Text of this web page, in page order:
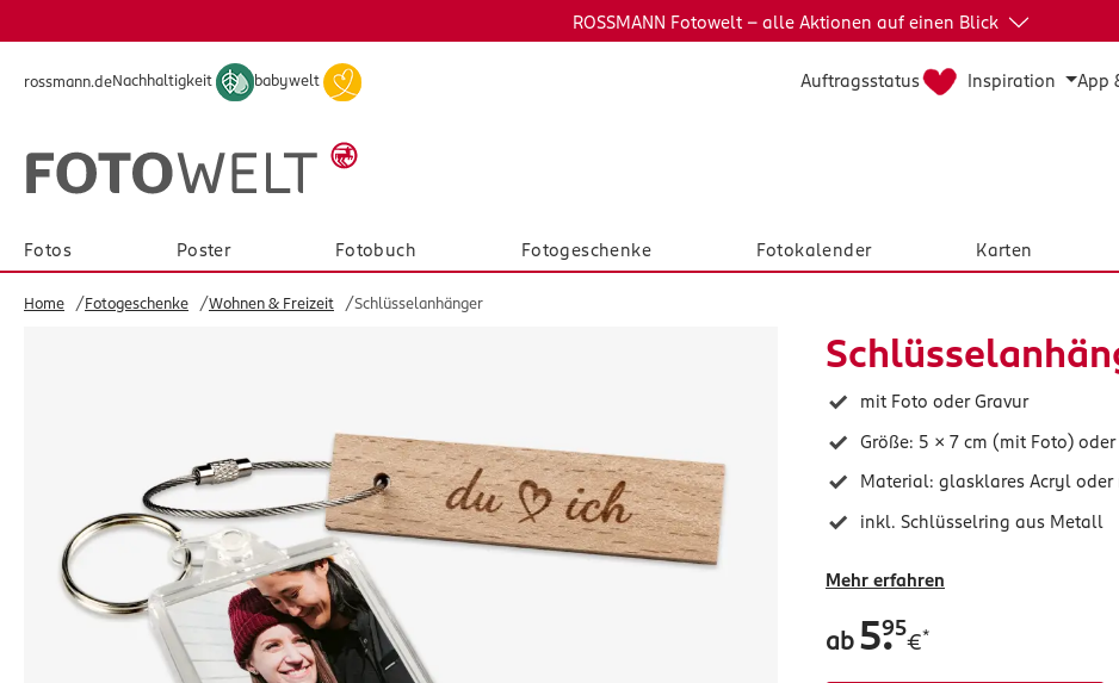
ROSSMANN Fotowelt - alle Aktionen auf einen Blick
rossmann.deNachhaltigkeit babywelt Auftragsstatus Inspiration App
Fotos Poster Fotobuch Fotogeschenke Fotokalender Karten
Home Fotogeschenke Wohnen & Freizeit Schlüsselanhänger
mit Foto oder Gravur
Größe: 5 x 7 cm (mit Foto)
Material: glasklares Acryl oder
inkl. Schlüsselring aus Metall
Mehr erfahren
ab 5.
95
€*